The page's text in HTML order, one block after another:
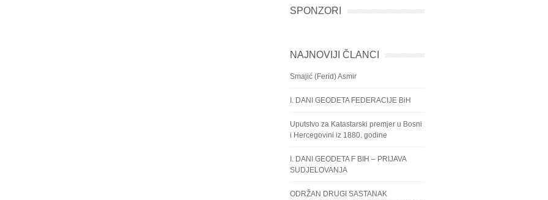
SPONZORI
NAJNOVIJI ČLANCI
Smajić (Ferid) Asmir
I. DANI GEODETA FEDERACIJE BiH
Uputstvo za Katastarski premjer u Bosni
i Hercegovini iz 1880. godine
I. DANI GEODETA F BIH – PRIJAVA
SUDJELOVANJA
ODRŽAN DRUGI SASTANAK